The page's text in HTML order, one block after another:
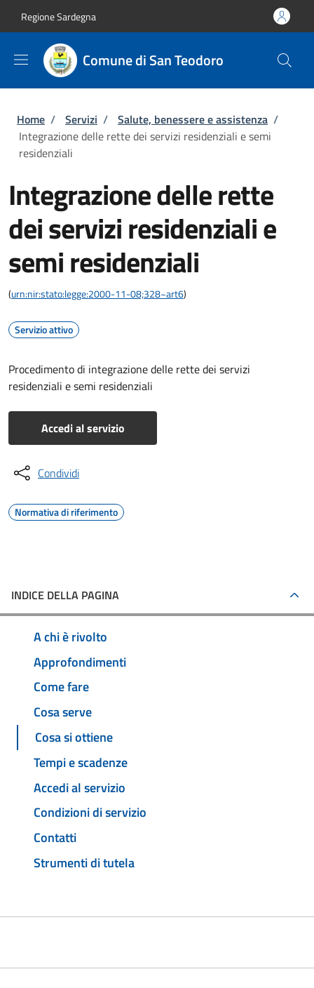
Regione Sardegna
Comune di San Teodoro
Briciole di pane
Home / Servizi / Salute, benessere e assistenza /
Integrazione delle rette dei servizi residenziali e semi
residenziali
Integrazione delle rette
dei servizi residenziali e
semi residenziali
(urn:nir:stato:legge:2000-11-08;328~art6)
Servizio attivo
Procedimento di integrazione delle rette dei servizi
residenziali e semi residenziali
Accedi al servizio
Condividi
Normativa di riferimento
INDICE DELLA PAGINA
A chi è rivolto
Approfondimenti
Come fare
Cosa serve
Cosa si ottiene
Tempi e scadenze
Accedi al servizio
Condizioni di servizio
Contatti
Strumenti di tutela